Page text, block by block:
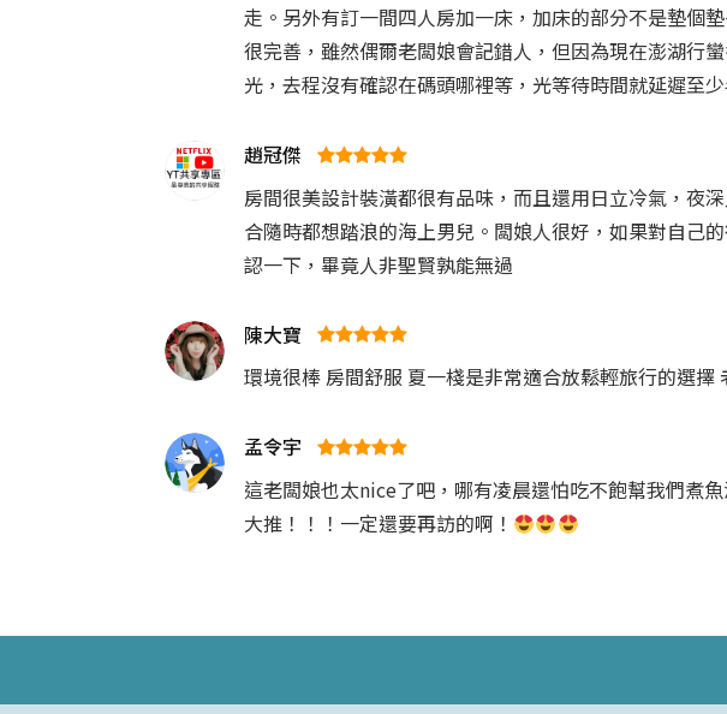
走。另外有訂一間四人房加一床，加床的部分不是墊個
很完善，雖然偶爾老闆娘會記錯人，但因為現在澎湖行
光，去程沒有確認在碼頭哪裡等，光等待時間就延遲至
趙冠傑
房間很美設計裝潢都很有品味，而且還用日立冷氣，夜
合隨時都想踏浪的海上男兒。闆娘人很好，如果對自己
認一下，畢竟人非聖賢孰能無過
陳大寶
環境很棒 房間舒服 夏一棧是非常適合放鬆輕旅行的選擇
孟令宇
這老闆娘也太nice了吧，哪有凌晨還怕吃不飽幫我們煮
大推！！！一定還要再訪的啊！